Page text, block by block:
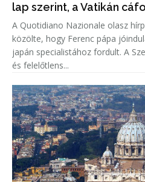
lap szerint, a Vatikán
A Quotidiano Nazionale olasz
közölte, hogy Ferenc pápa
japán specialistához fordult. A
és felelőtlens...